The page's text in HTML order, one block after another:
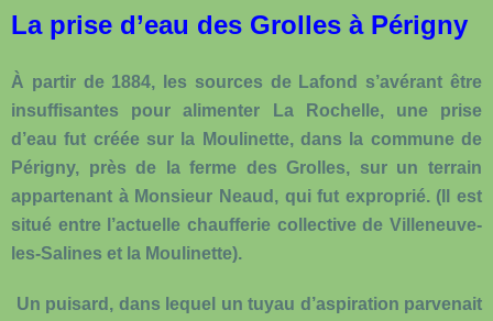
La prise d’eau des Grolles à Périgny
À partir de 1884, les sources de Lafond s’avérant être
insuffisantes pour alimenter La Rochelle, une prise
d’eau fut créée sur la Moulinette, dans la commune de
Périgny, près de la ferme des Grolles, sur un terrain
appartenant à Monsieur Neaud, qui fut exproprié. (Il est
situé entre l’actuelle chaufferie collective de Villeneuve-
les-Salines et la Moulinette).
Un puisard, dans lequel un tuyau d’aspiration parvenait